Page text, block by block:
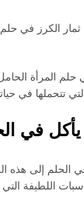
الكرز في
المرأة
تتحملها في
في
إلى هذه
اللطيفة